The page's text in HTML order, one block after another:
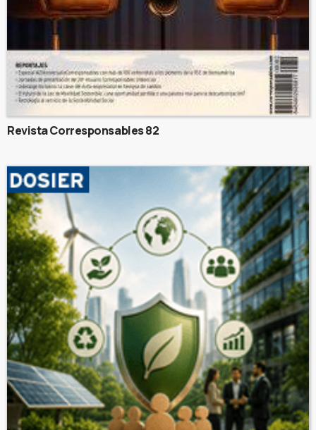
Revista Corresponsables 82